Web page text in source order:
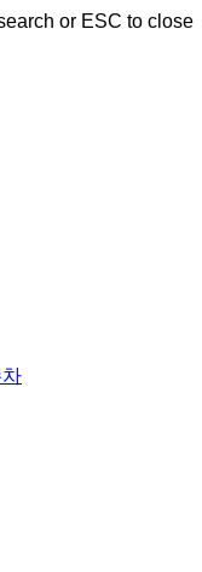
or ESC to close